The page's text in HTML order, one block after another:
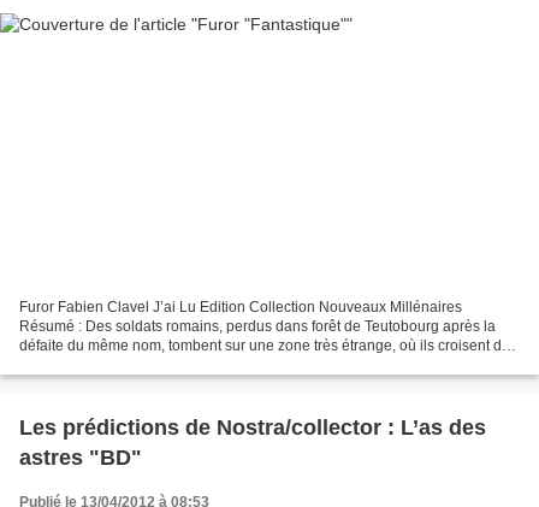
Furor Fabien Clavel J’ai Lu Edition Collection Nouveaux Millénaires
Résumé : Des soldats romains, perdus dans forêt de Teutobourg après la
défaite du même nom, tombent sur une zone très étrange, où ils croisent des
Les prédictions de Nostra/collector : L’as des
astres "BD"
Publié le 13/04/2012 à 08:53